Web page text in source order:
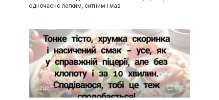
одночасно легким, ситним і мав
рецепти 0